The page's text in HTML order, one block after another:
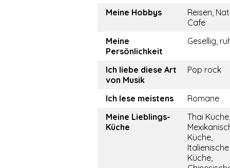
Meine Hobbys
Reisen,
Cafe
Meine
Persönlichkeit
Gesellig,
Ich liebe diese Art
von Musik
Pop rock
Ich lese meistens
Romane
Meine Lieblings-
Küche
Thai Küche,
Küche,
Italienische
Küche,